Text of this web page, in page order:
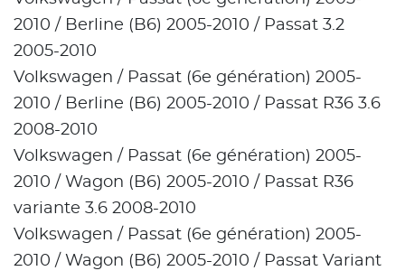
2010 / Berline (B6) 2005-2010 / Passat 3.2
2005-2010
Volkswagen / Passat (6e génération) 2005-
2010 / Berline (B6) 2005-2010 / Passat R36 3.6
2008-2010
Volkswagen / Passat (6e génération) 2005-
2010 / Wagon (B6) 2005-2010 / Passat R36
variante 3.6 2008-2010
Volkswagen / Passat (6e génération) 2005-
2010 / Wagon (B6) 2005-2010 / Passat Variant